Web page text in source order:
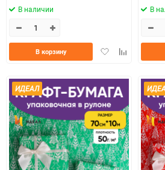
В наличии
ДобавитьДобавить
В корзину
В
ИДЕАЛ